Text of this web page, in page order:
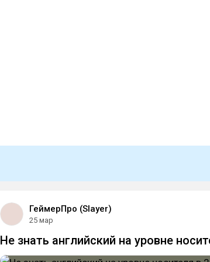
ГеймерПро (Slayer)
25 мар
Не знать английский на уровне